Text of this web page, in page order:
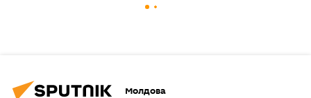
Молдова